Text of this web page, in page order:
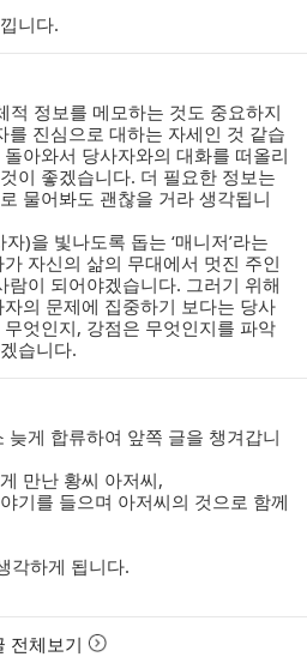
니다.
적 정보를 메모하는 것도 중요하지
를 진심으로 대하는 자세인 것 같습
아와서 당사자와의 대화를 떠올리
이 좋겠습니다. 더 필요한 정보는
물어봐도 괜찮을 거라 생각됩니
)을 빛나도록 돕는 ‘매니저’라는
자신의 삶의 무대에서 멋진 주인
람이 되어야겠습니다. 그러기 위해
의 문제에 집중하기 보다는 당사
엇인지, 강점은 무엇인지를 파악
습니다.
늦게 합류하여 앞쪽 글을 챙겨갑니
만난 황씨 아저씨,
기를 들으며 아저씨의 것으로 함께
각하게 됩니다.
전체보기